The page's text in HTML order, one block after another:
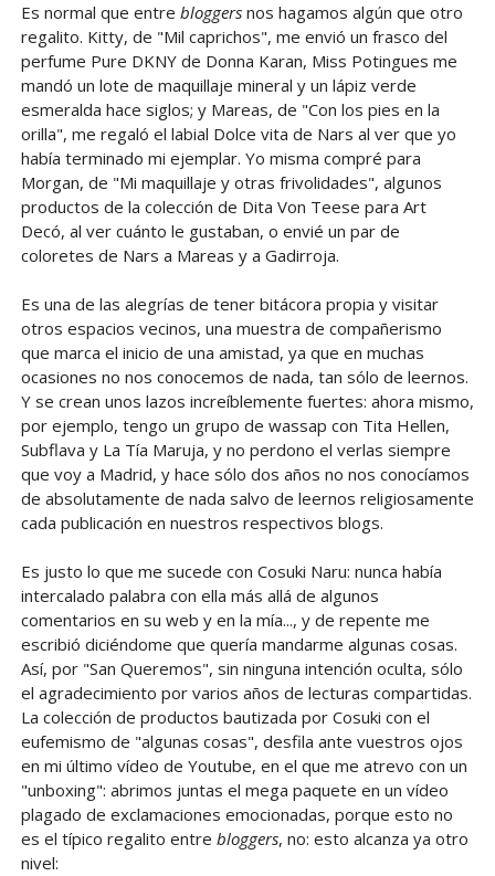
Es normal que entre bloggersnos hagamos algún que otro
regalito. Kitty, de "Mil caprichos", me envió un frasco del
perfume Pure DKNY de Donna Karan, Miss Potingues me
mandó un lote de maquillaje mineral y un lápiz verde
esmeralda hace siglos; y Mareas, de "Con los pies en la
orilla", me regaló el labial Dolce vita de Nars al ver que yo
había terminado mi ejemplar. Yo misma compré para
Morgan, de "Mi maquillaje y otras frivolidades", algunos
productos de la colección de Dita Von Teese para Art
Decó, al ver cuánto le gustaban, o envié un par de
coloretes de Nars a Mareas y a Gadirroja.
Es una de las alegrías de tener bitácora propia y visitar
otros espacios vecinos, una muestra de compañerismo
que marca el inicio de una amistad, ya que en muchas
ocasiones no nos conocemos de nada, tan sólo de leernos.
Y se crean unos lazos increíblemente fuertes: ahora mismo,
por ejemplo, tengo un grupo de wassap con Tita Hellen,
Subflava y La Tía Maruja, y no perdono el verlas siempre
que voy a Madrid, y hace sólo dos años no nos conocíamos
de absolutamente de nada salvo de leernos religiosamente
cada publicación en nuestros respectivos blogs.
Es justo lo que me sucede con Cosuki Naru: nunca había
intercalado palabra con ella más allá de algunos
comentarios en su web y en la mía..., y de repente me
escribió diciéndome que quería mandarme algunas cosas.
Así, por "San Queremos", sin ninguna intención oculta, sólo
el agradecimiento por varios años de lecturas compartidas.
La colección de productos bautizada por Cosuki con el
eufemismo de "algunas cosas", desfila ante vuestros ojos
en mi último vídeo de Youtube, en el que me atrevo con un
"unboxing": abrimos juntas el mega paquete en un vídeo
plagado de exclamaciones emocionadas, porque esto no
es el típico regalito entre bloggers, no: esto alcanza ya otro
nivel: